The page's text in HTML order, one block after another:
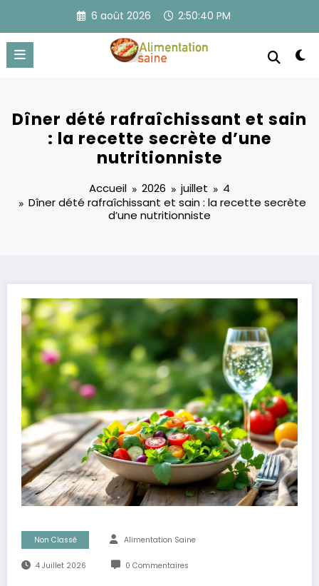
contenu
6 août 2026 2:50:41 PM
Dîner dété rafraîchissant et sain
: la recette secrète d’une
nutritionniste
Accueil 2026 juillet
4
Dîner dété rafraîchissant et sain : la recette secrète
d’une nutritionniste
Non Classé Alimentation Saine
4 Juillet 2026 0 Commentaires